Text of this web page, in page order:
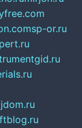
sp-or.ru